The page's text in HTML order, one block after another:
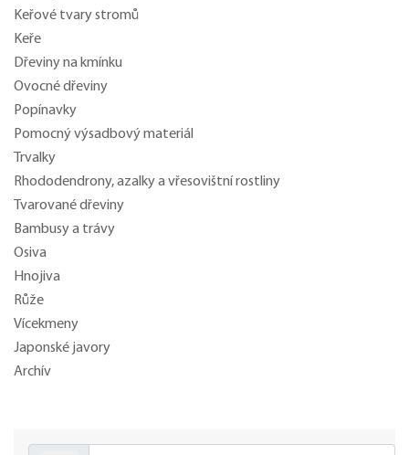
Keřové tvary stromů
Keře
Dřeviny na kmínku
Ovocné dřeviny
Popínavky
Pomocný výsadbový materiál
Trvalky
Rhododendrony, azalky a vřesovištní rostliny
Tvarované dřeviny
Bambusy a trávy
Osiva
Hnojiva
Růže
Vícekmeny
Japonské javory
Archív